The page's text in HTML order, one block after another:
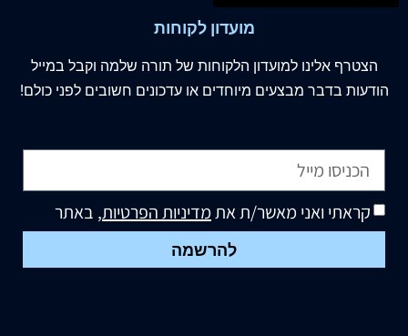
מועדון לקוחות
הצטרף אלינו למועדון הלקוחות של תורה שלמה וקבל במייל
הודעות בדבר מבצעים מיוחדים או עדכונים חשובים לפני כולם!
קראתי ואני מאשר/ת אתמדיניות הפרטיות, באתר
להרשמה